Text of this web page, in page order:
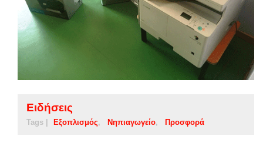
Ειδήσεις
Tags | Εξοπλισμός Νηπιαγωγείο Προσφορά